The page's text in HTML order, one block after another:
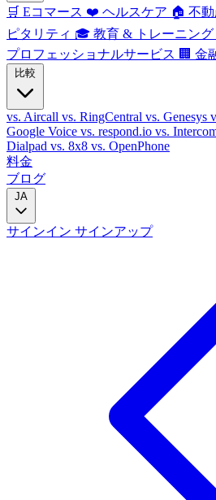
🛒 Eコマース ❤️ ヘルスケア 🏠 不
ピタリティ 🎓 教育 & トレーニング
プロフェッショナルサービス 🏢 金
比較
vs. Aircall vs. RingCentral vs. Genesys
Google Voice vs. respond.io vs.
Dialpad vs. 8x8 vs. OpenPhone
料金
ブログ
JA
サインイン サインアップ